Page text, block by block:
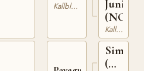
(NO)
Kallblodig Travare
(NO)
Kallblodig Travare
Simson
(NO)